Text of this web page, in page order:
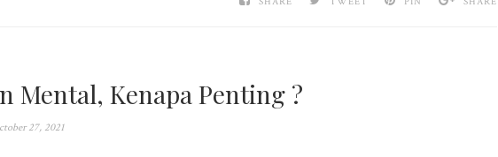
Mental, Kenapa Penting ?
27, 2021